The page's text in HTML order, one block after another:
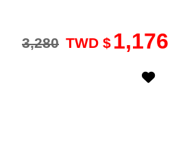
1,176
TWD $
3,280